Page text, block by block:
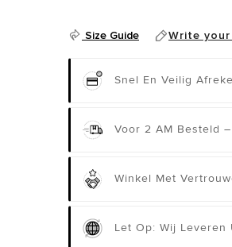
Size Guide Write
Snel En Veilig
Voor 2 AM Besteld
Winkel Met
Let Op: Wij Leveren